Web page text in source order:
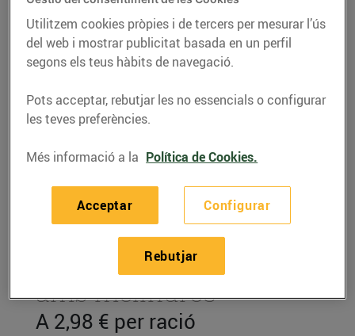
RECEPTES
Cremós de maduixes
amb melindros
A 2,98 € per ració
Utilitzem cookies pròpies i de tercers per mesurar l’ús
del web i mostrar publicitat basada en un perfil
segons els teus hàbits de navegació.
Pots acceptar, rebutjar les no essencials o configurar
les teves preferències.
Més informació a la Política de Cookies.
Configurar
Rebutjar
Acceptar